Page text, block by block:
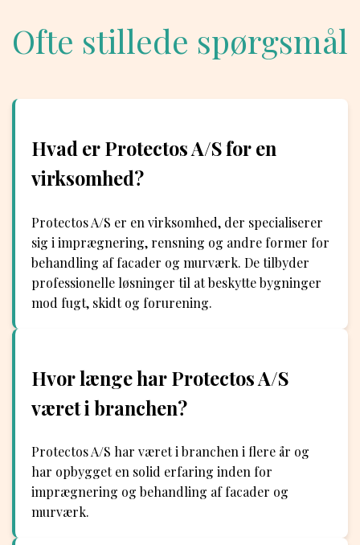
Ofte stillede spørgsmål
Hvad er Protectos A/S for en
virksomhed?
Protectos A/S er en virksomhed, der specialiserer
sig i imprægnering, rensning og andre former for
behandling af facader og murværk. De tilbyder
professionelle løsninger til at beskytte bygninger
mod fugt, skidt og forurening.
Hvor længe har Protectos A/S
været i branchen?
Protectos A/S har været i branchen i flere år og
har opbygget en solid erfaring inden for
imprægnering og behandling af facader og
murværk.